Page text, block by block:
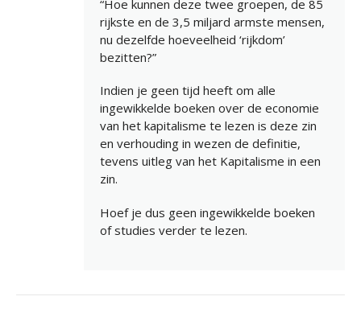
“Hoe kunnen deze twee groepen, de 85
rijkste en de 3,5 miljard armste mensen,
nu dezelfde hoeveelheid ‘rijkdom’
bezitten?”
Indien je geen tijd heeft om alle
ingewikkelde boeken over de economie
van het kapitalisme te lezen is deze zin
en verhouding in wezen de definitie,
tevens uitleg van het Kapitalisme in een
zin.
Hoef je dus geen ingewikkelde boeken
of studies verder te lezen.